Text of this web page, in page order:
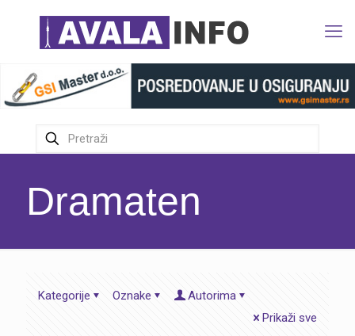
Dramaten
Kategorije Oznake
Autorima
Prikaži sve